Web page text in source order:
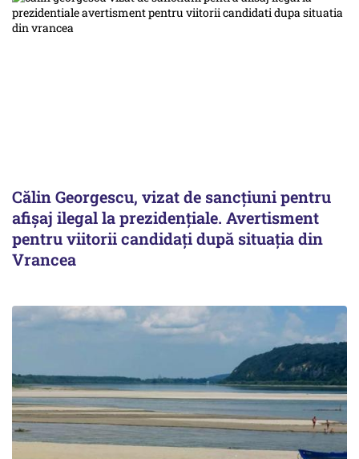
Călin Georgescu, vizat de sancțiuni pentru
afișaj ilegal la prezidențiale. Avertisment
pentru viitorii candidați după situația din
Vrancea